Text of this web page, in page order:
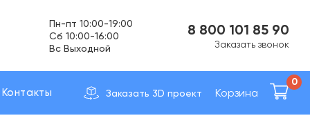
Вс Выходной
Доставка по вcей России
8 800 101 85 90
Заказать звонок
Контакты Заказать 3D проект Корзина
0